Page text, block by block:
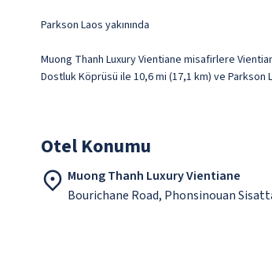
Parkson Laos yakınında
Muong Thanh Luxury Vientiane misafirlere
Dostluk Köprüsü ile 10,6 mi (17,1 km) ve Parkson
Otel Konumu
Muong Thanh Luxury Vientiane
Bourichane Road, Phonsinouan